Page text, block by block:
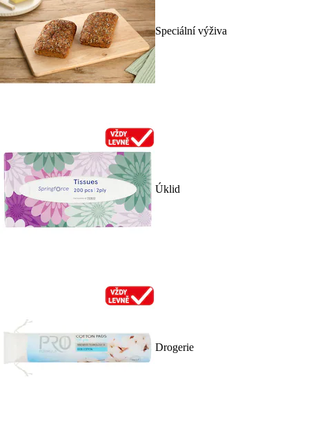
Speciální výživa
Úklid
Drogerie